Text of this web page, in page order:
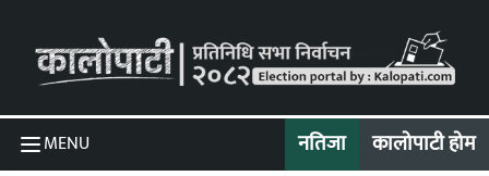
MENU नतिजा कालोपाटी होम